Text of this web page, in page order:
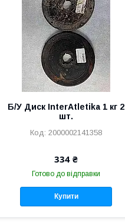
Б/У Диск InterAtletika 1 кг 2
шт.
2000002141358
334 ₴
Готово до відправки
Купити